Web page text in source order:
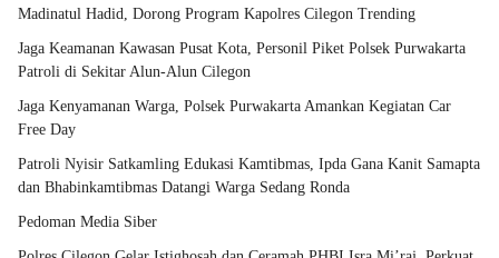
Madinatul Hadid, Dorong Program Kapolres Cilegon Trending
Jaga Keamanan Kawasan Pusat Kota, Personil Piket Polsek Purwakarta
Patroli di Sekitar Alun-Alun Cilegon
Jaga Kenyamanan Warga, Polsek Purwakarta Amankan Kegiatan Car
Free Day
Patroli Nyisir Satkamling Edukasi Kamtibmas, Ipda Gana Kanit Samapta
dan Bhabinkamtibmas Datangi Warga Sedang Ronda
Pedoman Media Siber